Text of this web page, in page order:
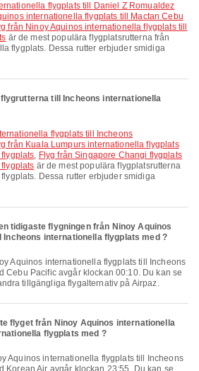
internationella flygplats till Mactan Cebu
från Ninoy Aquinos internationella flygplats till
är de mest populära flygplatsrutterna från
flygplats. Dessa rutter erbjuder smidiga
till Incheons internationella
från Kuala Lumpurs internationella flygplats
, Flyg från Singapore Changi flygplats
är de mest populära flygplatsrutterna
Dessa rutter erbjuder smidiga
tidigaste flygningen från Ninoy Aquinos
internationella flygplats med ?
Cebu Pacific avgår klockan 00:10. Du kan se
tillgängliga flygalternativ på Airpaz.
flyget från Ninoy Aquinos internationella
flygplats med ?
Korean Air avgår klockan 23:55. Du kan se